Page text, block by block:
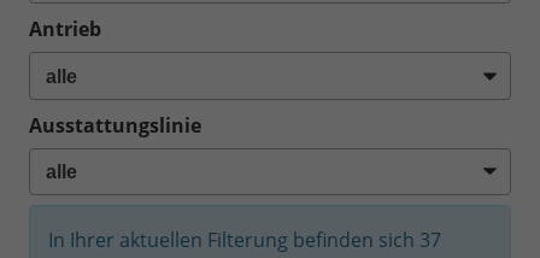
Antrieb
Ausstattungslinie
In Ihrer aktuellen Filterung befinden sich 37